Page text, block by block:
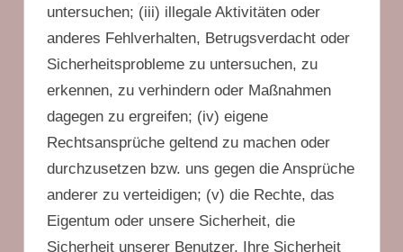
untersuchen; (iii) illegale Aktivitäten oder
anderes Fehlverhalten, Betrugsverdacht oder
Sicherheitsprobleme zu untersuchen, zu
erkennen, zu verhindern oder Maßnahmen
dagegen zu ergreifen; (iv) eigene
Rechtsansprüche geltend zu machen oder
durchzusetzen bzw. uns gegen die Ansprüche
anderer zu verteidigen; (v) die Rechte, das
Eigentum oder unsere Sicherheit, die
Sicherheit unserer Benutzer, Ihre Sicherheit